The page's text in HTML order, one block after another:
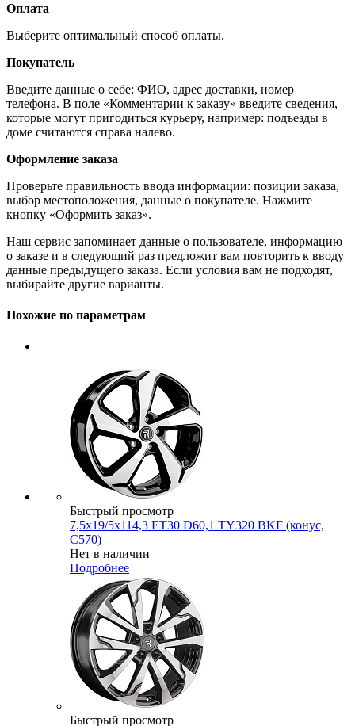
Оплата
Выберите оптимальный способ оплаты.
Покупатель
Введите данные о себе: ФИО, адрес доставки, номер
телефона. В поле «Комментарии к заказу» введите сведения,
которые могут пригодиться курьеру, например: подъезды в
доме считаются справа налево.
Оформление заказа
Проверьте правильность ввода информации: позиции заказа,
выбор местоположения, данные о покупателе. Нажмите
кнопку «Оформить заказ».
Наш сервис запоминает данные о пользователе, информацию
о заказе и в следующий раз предложит вам повторить к вводу
данные предыдущего заказа. Если условия вам не подходят,
выбирайте другие варианты.
Похожие по параметрам
Быстрый просмотр
7,5x19/5x114,3 ET30 D60,1 TY320 BKF (конус,
C570)
Нет в наличии
Подробнее
Быстрый просмотр